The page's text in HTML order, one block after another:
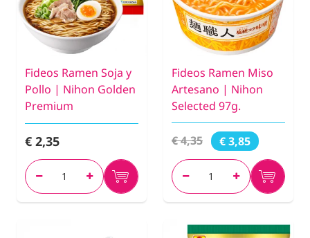
Fideos Ramen Soja y
Pollo | Nihon Golden
Premium
€ 2,35
Fideos Ramen Miso
Artesano | Nihon
Selected 97g.
€ 4,35 € 3,85